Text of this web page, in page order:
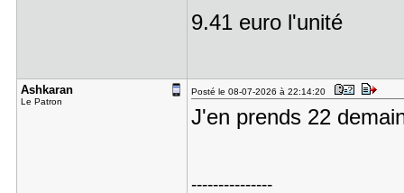
9.41 euro l'unité
Ashkaran
Le Patron
Posté le 08-07-2026 à 22:14:20
J'en prends 22
---------------